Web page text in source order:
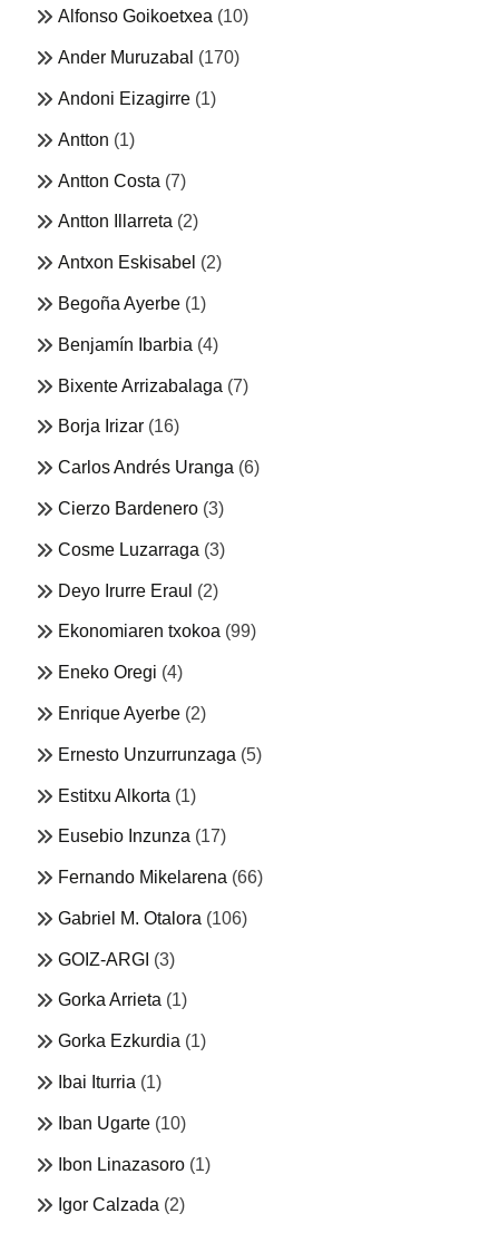
Alfonso Goikoetxea (10)
Ander Muruzabal (170)
Andoni Eizagirre (1)
Antton (1)
Antton Costa (7)
Antton Illarreta (2)
Antxon Eskisabel (2)
Begoña Ayerbe (1)
Benjamín Ibarbia (4)
Bixente Arrizabalaga (7)
Borja Irizar (16)
Carlos Andrés Uranga (6)
Cierzo Bardenero (3)
Cosme Luzarraga (3)
Deyo Irurre Eraul (2)
Ekonomiaren txokoa (99)
Eneko Oregi (4)
Enrique Ayerbe (2)
Ernesto Unzurrunzaga (5)
Estitxu Alkorta (1)
Eusebio Inzunza (17)
Fernando Mikelarena (66)
Gabriel M. Otalora (106)
GOIZ-ARGI (3)
Gorka Arrieta (1)
Gorka Ezkurdia (1)
Ibai Iturria (1)
Iban Ugarte (10)
Ibon Linazasoro (1)
Igor Calzada (2)